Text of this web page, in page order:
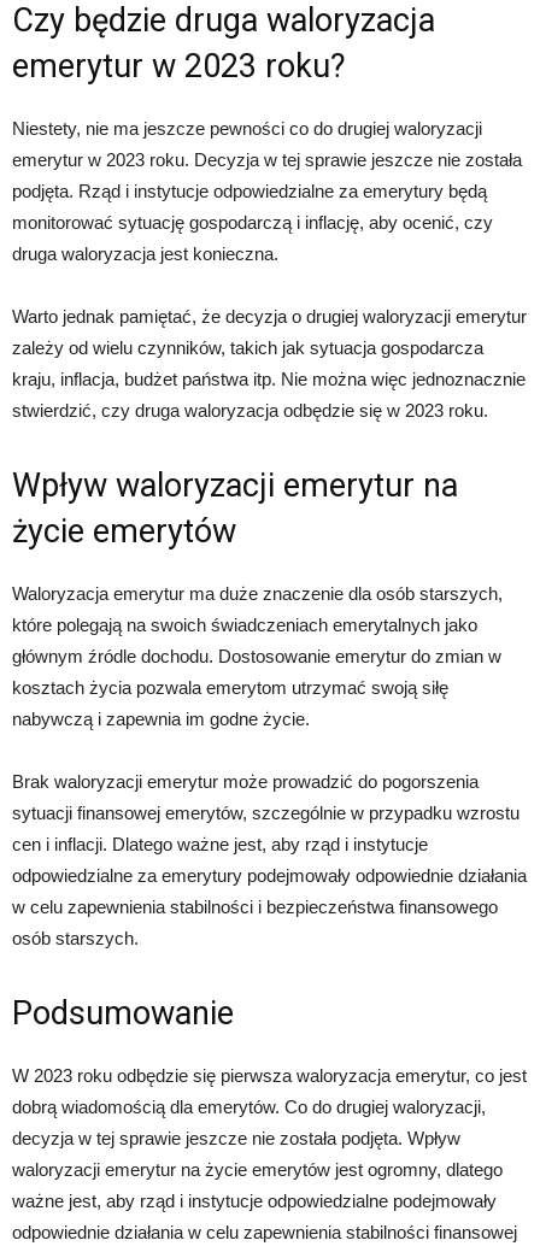
Czy będzie druga waloryzacja
emerytur w 2023 roku?
Niestety, nie ma jeszcze pewności co do drugiej waloryzacji
emerytur w 2023 roku. Decyzja w tej sprawie jeszcze nie została
podjęta. Rząd i instytucje odpowiedzialne za emerytury będą
monitorować sytuację gospodarczą i inflację, aby ocenić, czy
druga waloryzacja jest konieczna.
Warto jednak pamiętać, że decyzja o drugiej waloryzacji emerytur
zależy od wielu czynników, takich jak sytuacja gospodarcza
kraju, inflacja, budżet państwa itp. Nie można więc jednoznacznie
stwierdzić, czy druga waloryzacja odbędzie się w 2023 roku.
Wpływ waloryzacji emerytur na
życie emerytów
Waloryzacja emerytur ma duże znaczenie dla osób starszych,
które polegają na swoich świadczeniach emerytalnych jako
głównym źródle dochodu. Dostosowanie emerytur do zmian w
kosztach życia pozwala emerytom utrzymać swoją siłę
nabywczą i zapewnia im godne życie.
Brak waloryzacji emerytur może prowadzić do pogorszenia
sytuacji finansowej emerytów, szczególnie w przypadku wzrostu
cen i inflacji. Dlatego ważne jest, aby rząd i instytucje
odpowiedzialne za emerytury podejmowały odpowiednie działania
w celu zapewnienia stabilności i bezpieczeństwa finansowego
osób starszych.
Podsumowanie
W 2023 roku odbędzie się pierwsza waloryzacja emerytur, co jest
dobrą wiadomością dla emerytów. Co do drugiej waloryzacji,
decyzja w tej sprawie jeszcze nie została podjęta. Wpływ
waloryzacji emerytur na życie emerytów jest ogromny, dlatego
ważne jest, aby rząd i instytucje odpowiedzialne podejmowały
odpowiednie działania w celu zapewnienia stabilności finansowej